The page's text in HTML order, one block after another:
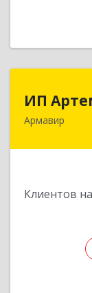
ИП
Армавир
Клиентов